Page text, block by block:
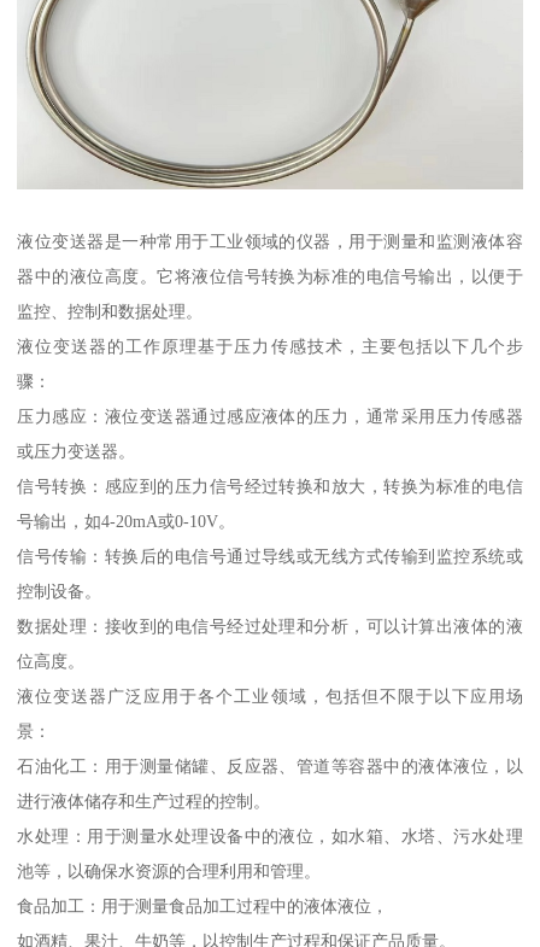
液位变送器是一种常用于工业领域的仪器，用于测量和监测液体容
器中的液位高度。它将液位信号转换为标准的电信号输出，以便于
监控、控制和数据处理。
液位变送器的工作原理基于压力传感技术，主要包括以下几个步
骤：
压力感应：液位变送器通过感应液体的压力，通常采用压力传感器
或压力变送器。
信号转换：感应到的压力信号经过转换和放大，转换为标准的电信
号输出，如4-20mA或0-10V。
信号传输：转换后的电信号通过导线或无线方式传输到监控系统或
控制设备。
数据处理：接收到的电信号经过处理和分析，可以计算出液体的液
位高度。
液位变送器广泛应用于各个工业领域，包括但不限于以下应用场
景：
石油化工：用于测量储罐、反应器、管道等容器中的液体液位，以
进行液体储存和生产过程的控制。
水处理：用于测量水处理设备中的液位，如水箱、水塔、污水处理
池等，以确保水资源的合理利用和管理。
食品加工：用于测量食品加工过程中的液体液位，
如酒精、果汁、牛奶等，以控制生产过程和保证产品质量。